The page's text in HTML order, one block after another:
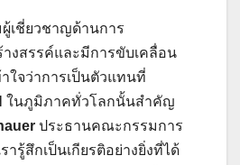
เชี่ยวชาญด้านการ
งสรรค์และมีการขับเคลื่อน
ใจว่าการเป็นตัวแทนที่
ในภูมิภาคทั่วโลกนั้นสำคัญ
ประธานคณะกรรมการ
รารู้สึกเป็นเกียรติอย่างยิ่งที่ได้